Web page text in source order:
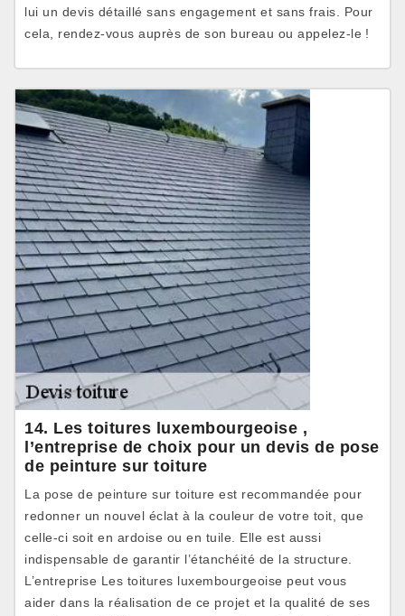
lui un devis détaillé sans engagement et sans frais. Pour
cela, rendez-vous auprès de son bureau ou appelez-le !
14. Les toitures luxembourgeoise ,
l’entreprise de choix pour un devis de pose
de peinture sur toiture
La pose de peinture sur toiture est recommandée pour
redonner un nouvel éclat à la couleur de votre toit, que
celle-ci soit en ardoise ou en tuile. Elle est aussi
indispensable de garantir l’étanchéité de la structure.
L’entreprise Les toitures luxembourgeoise peut vous
aider dans la réalisation de ce projet et la qualité de ses